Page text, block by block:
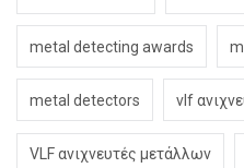
metal detecting awards
metal detectors vlf
VLF ανιχνευτές μετάλλων